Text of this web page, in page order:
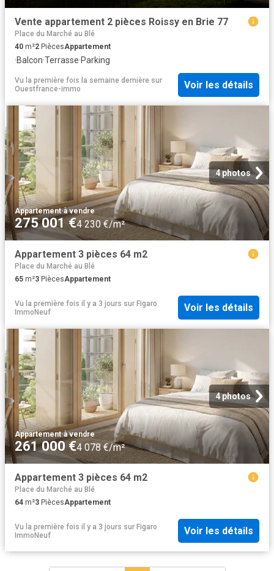
Vente appartement 2 pièces Roissy en Brie 77
Place du Marché au Blé
40 m²2 PiècesAppartement
·Balcon·Terrasse·Parking
Vu la première fois la semaine dernière sur
Ouestfrance-immo
Voir les détails
4 photos
Appartement·à vendre
275 001 €4 230 €/m²
Appartement 3 pièces 64 m2
Place du Marché au Blé
65 m²3 PiècesAppartement
Vu la première fois il y a 3 jours sur Figaro
ImmoNeuf
Voir les détails
4 photos
Appartement·à vendre
261 000 €4 078 €/m²
Appartement 3 pièces 64 m2
Place du Marché au Blé
64 m²3 PiècesAppartement
Vu la première fois il y a 3 jours sur Figaro
ImmoNeuf
Voir les détails